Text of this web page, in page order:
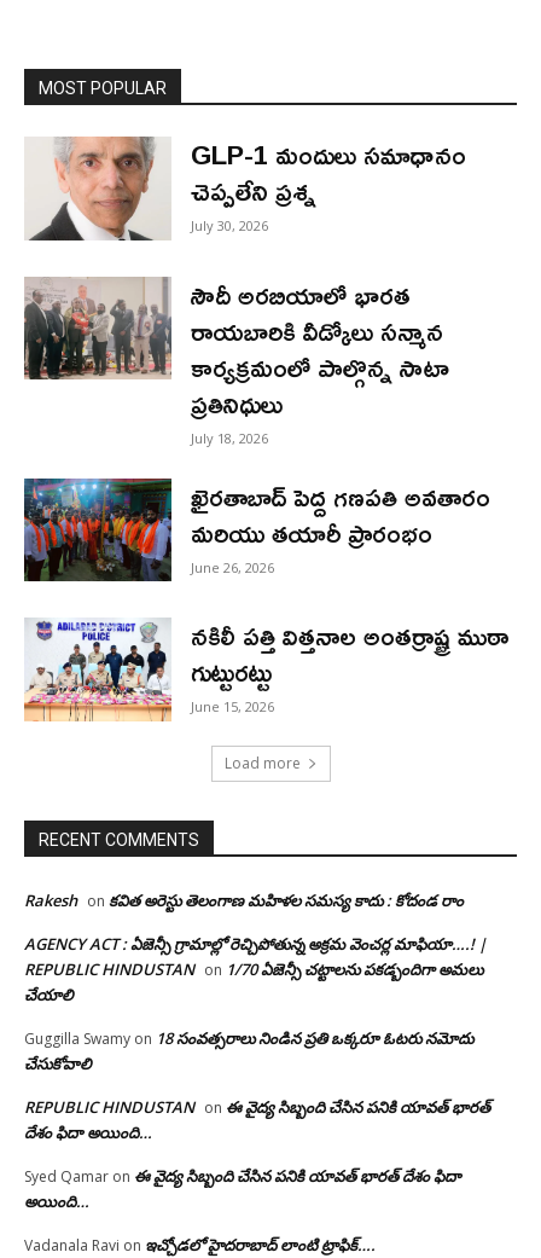
MOST POPULAR
GLP-1 మందులు సమాధానం
చెప్పలేని ప్రశ్న
July 30, 2026
సౌదీ అరబియాలో భారత
రాయబారికి వీడ్కోలు సన్మాన
కార్యక్రమంలో పాల్గొన్న సాటా
ప్రతినిధులు
July 18, 2026
ఖైరతాబాద్ పెద్ద గణపతి అవతారం
మరియు తయారీ ప్రారంభం
June 26, 2026
నకిలీ పత్తి విత్తనాల అంతర్రాష్ట్ర ముఠా
గుట్టురట్టు
June 15, 2026
Load more
RECENT COMMENTS
Rakesh on కవిత అరెస్టు తెలంగాణ మహిళల సమస్య కాదు : కోదండ రాం
AGENCY ACT : ఏజెన్సీ గ్రామాల్లో రెచ్చిపోతున్న అక్రమ వెంచర్ల మాఫియా….! |
REPUBLIC HINDUSTAN on 1/70 ఏజెన్సీ చట్టాలను పకడ్బందిగా అమలు
చేయాలి
Guggilla Swamy on 18 సంవత్సరాలు నిండిన ప్రతి ఒక్కరూ ఓటరు నమోదు
చేసుకోవాలి
REPUBLIC HINDUSTAN on ఈ వైద్య సిబ్బంది చేసిన పనికి యావత్ భారత్
దేశం ఫిదా అయింది…
Syed Qamar on ఈ వైద్య సిబ్బంది చేసిన పనికి యావత్ భారత్ దేశం ఫిదా
అయింది…
Vadanala Ravi on ఇచ్చోడలో హైదరాబాద్ లాంటి ట్రాఫిక్….